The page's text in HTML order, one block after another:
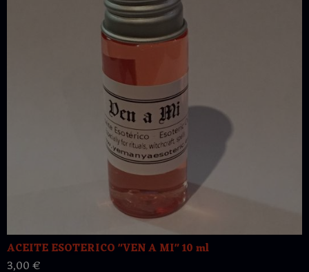
ACEITE ESOTERICO "VEN A MI" 10 ml
3,00 €